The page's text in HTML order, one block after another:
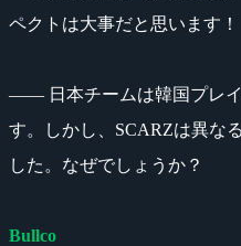
ペクトは大事だと思います！
―― 日本チームは韓国プレ
す。しかし、SCARZは異な
した。なぜでしょうか？
Bullco